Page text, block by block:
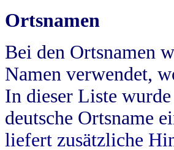
Ortsnamen
Bei den Ortsnamen
Namen verwendet,
In dieser Liste
deutsche Ortsname
liefert zusätzliche